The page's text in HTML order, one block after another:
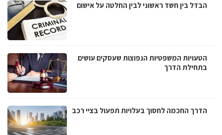
הבדל בין חשד ראשוני לבין החלטה על אישום
הטעויות המשפטיות הנפוצות שעסקים עושים
בתחילת הדרך
הדרך החכמה לחסוך בעלויות תפעול בציי רכב